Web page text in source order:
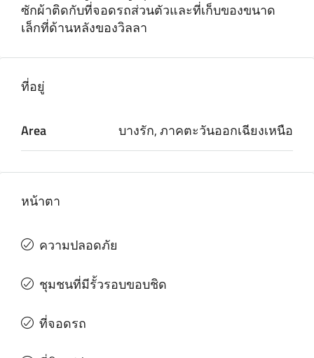
ซักผ้าติดกับที่จอดรถส่วนตัวและที่เก็บของขนาด
เล็กที่ด้านหลังของวิลลา
ที่อยู่
Area บางรัก, ภาคตะวันออกเฉียงเหนือ
หน้าตา
ความปลอดภัย
ชุมชนที่มีรั้วรอบขอบชิด
ที่จอดรถ